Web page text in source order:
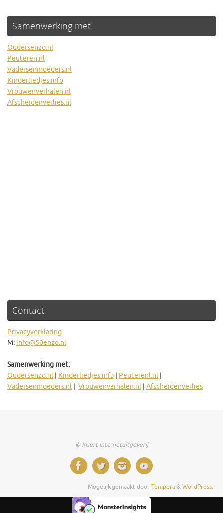
Samenwerking met
Oudersenzo.nl
Peuteren.nl
Vadersenmoeders.nl
Kinderliedjes.info
Vrouwenverhalen.nl
Afscheidenverlies.nl
Contact
Privacyverklaring
M: info@50enzo.nl
Samenwerking met:
Oudersenzo.nl | Kinderliedjes.info | Peuterenl.nl |
Vadersenmoeders.nl | Vrouwenverhalen.nl | Afscheidenverlies
© Insert Internetuitgeverij
Mogelijk gemaakt doorTempera&WordPress.